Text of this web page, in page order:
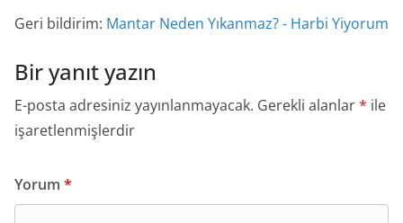
Geri bildirim: Mantar Neden Yıkanmaz? - Harbi Yiyorum
Bir yanıt yazın
E-posta adresiniz yayınlanmayacak. Gerekli alanlar* ile
işaretlenmişlerdir
Yorum *